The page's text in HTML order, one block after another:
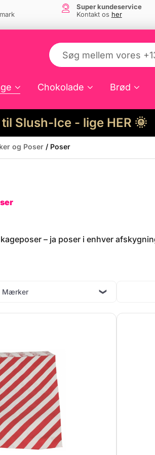
Super kundeservice
Kontakt os her
Chokolade Brød
Slush-Ice - lige HER 🌞
og Poser / Poser
– ja poser i enhver
Mærker